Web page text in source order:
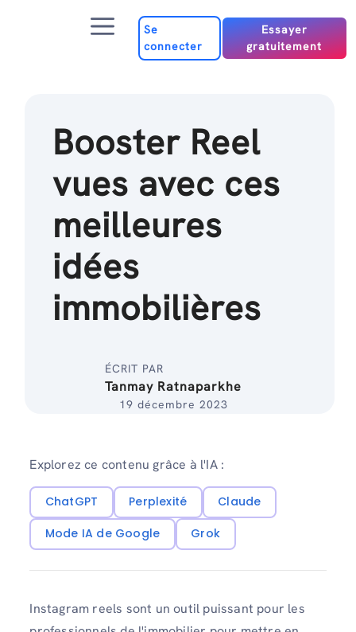
Menu
Se
connecter
Essayer
gratuitement
Booster Reel
vues avec ces
meilleures
idées
immobilières
ÉCRIT PAR
Tanmay Ratnaparkhe
19 décembre 2023
Explorez ce contenu grâce à l'IA :
ChatGPT Perplexité
Claude
Mode IA de Google
Grok
Instagram reels sont un outil puissant pour les